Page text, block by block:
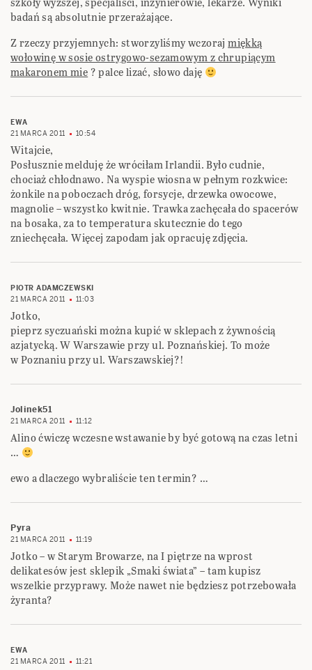
badań są absolutnie przerażające.
Z rzeczy przyjemnych: stworzyliśmy wczorajmiękką
wołowinę w sosie ostrygowo-sezamowym z chrupiącym
makaronem mie ? palce lizać, słowo daję
EWA
21 MARCA 2011
10:54
Witajcie,
Posłusznie melduję że wróciłam Irlandii. Było cudnie,
chociaż chłodnawo. Na wyspie wiosna w pełnym rozkwice:
żonkile na poboczach dróg, forsycje, drzewka owocowe,
magnolie – wszystko kwitnie. Trawka zachęcała do spacerów
na bosaka, za to temperatura skutecznie do tego
zniechęcała. Więcej zapodam jak opracuję zdjęcia.
PIOTR ADAMCZEWSKI
21 MARCA 2011
11:03
Jotko,
pieprz syczuański można kupić w sklepach z żywnością
azjatycką. W Warszawie przy ul. Poznańskiej. To może
w Poznaniu przy ul. Warszawskiej?!
Jolinek51
21 MARCA 2011 11:12
Alino ćwiczę wczesne wstawanie by być gotową na czas letni
…
ewo a dlaczego wybraliście ten termin? …
Pyra
21 MARCA 2011 11:19
Jotko – w Starym Browarze, na I piętrze na wprost
delikatesów jest sklepik „Smaki świata” – tam kupisz
wszelkie przyprawy. Może nawet nie będziesz potrzebowała
żyranta?
EWA
21 MARCA 2011
11:21